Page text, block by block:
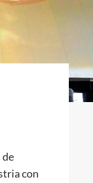
de
con